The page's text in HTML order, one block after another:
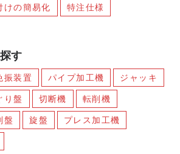
けの簡易化 特注仕様
す
振装置 パイプ加工機 ジャッキ
り盤 切断機 転削機
盤 旋盤 プレス加工機